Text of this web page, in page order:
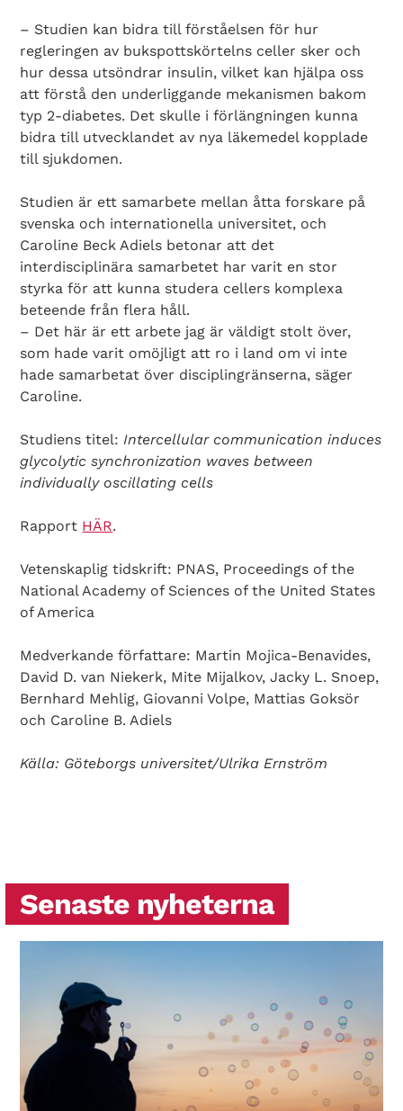
Search Diabetes Wellness Sverige
– Studien kan bidra till förståelsen för hur
regleringen av bukspottskörtelns celler sker och
hur dessa utsöndrar insulin, vilket kan hjälpa oss
att förstå den underliggande mekanismen bakom
typ 2-diabetes. Det skulle i förlängningen kunna
bidra till utvecklandet av nya läkemedel kopplade
till sjukdomen.
Studien är ett samarbete mellan åtta forskare på
svenska och internationella universitet, och
Caroline Beck Adiels betonar att det
interdisciplinära samarbetet har varit en stor
styrka för att kunna studera cellers komplexa
beteende från flera håll.
– Det här är ett arbete jag är väldigt stolt över,
som hade varit omöjligt att ro i land om vi inte
hade samarbetat över disciplingränserna, säger
Caroline.
Studiens titel:Intercellular communication induces
glycolytic synchronization waves between
individually oscillating cells
Rapport HÄR.
Vetenskaplig tidskrift: PNAS, Proceedings of the
National Academy of Sciences of the United States
of America
Medverkande författare: Martin Mojica-Benavides,
David D. van Niekerk, Mite Mijalkov, Jacky L. Snoep,
Bernhard Mehlig, Giovanni Volpe, Mattias Goksör
och Caroline B. Adiels
Källa: Göteborgs universitet/Ulrika Ernström
Senaste nyheterna